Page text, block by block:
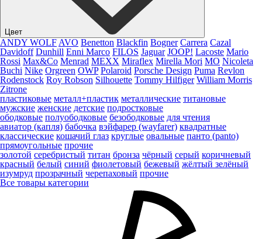
Цвет
ANDY WOLF AVO Benetton Blackfin Bogner Carrera Cazal
Davidoff Dunhill Enni Marco FILOS Jaguar JOOP! Lacoste Mario
Rossi Max&Co Menrad MEXX Miraflex Mirella Mori MO Nicoleta
Buchi Nike Orgreen OWP Polaroid Porsche Design Puma Revlon
Rodenstock Roy Robson Silhouette Tommy Hilfiger William Morris
Zitrone
пластиковые металл+пластик металлические титановые
мужские женские детские подростковые
ободковые полуободковые безободковые для чтения
авиатор (капля) бабочка вэйфарер (wayfarer) квадратные
классические кошачий глаз круглые овальные панто (panto)
прямоугольные прочие
золотой серебристый титан бронза чёрный серый коричневый
красный белый синий фиолетовый бежевый жёлтый зелёный
изумруд прозрачный черепаховый прочие
Все товары категории